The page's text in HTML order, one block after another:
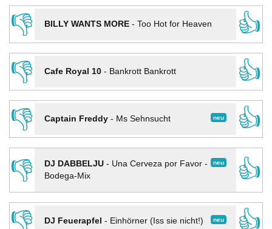
👎
BILLY WANTS MORE- Too Hot for Heaven
👍
👎
Cafe Royal 10- Bankrott Bankrott
👍
👎
neu
Captain Freddy- Ms Sehnsucht
👍
👎
neu
DJ DABBELJU- Una Cerveza por Favor -
Bodega-Mix
👍
👎
neu
DJ Feuerapfel - Einhörner (Iss sie nicht!)
👍